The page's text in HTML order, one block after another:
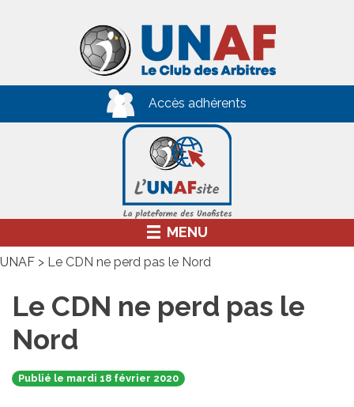
Accès adhérents
MENU
UNAF > Le CDN ne perd pas le Nord
Le CDN ne perd pas le
Nord
Publié le mardi 18 février 2020